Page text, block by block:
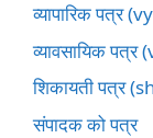
व्यापारिक पत्र
व्यावसायिक
शिकायती पत्र
संपादक को पत्र